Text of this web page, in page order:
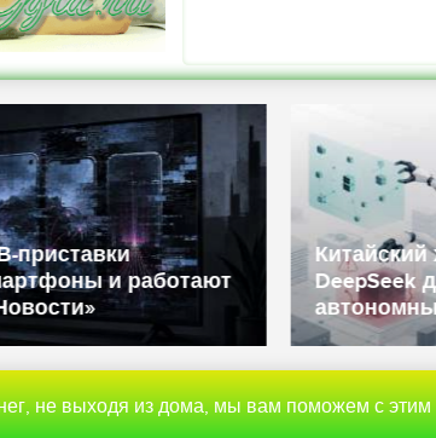
приставки
и работают
Китайский
DeepSeek
не выходя из дома, мы вам поможем с этим